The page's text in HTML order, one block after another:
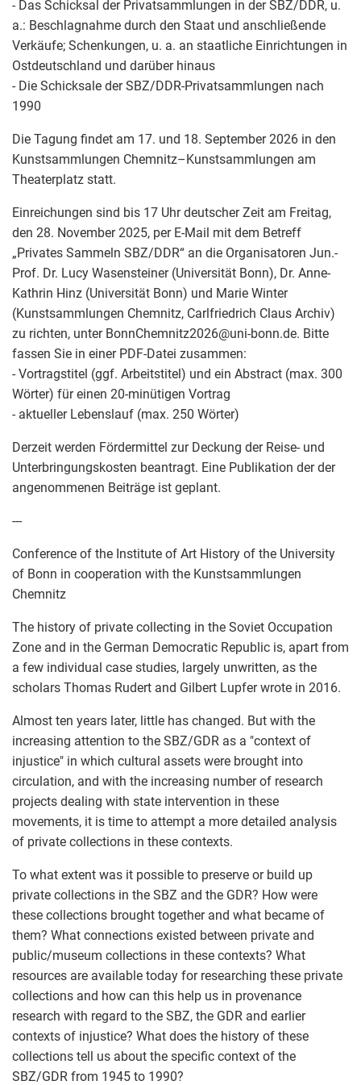
- Das Schicksal der Privatsammlungen in der SBZ/DDR, u.
a.: Beschlagnahme durch den Staat und anschließende
Verkäufe; Schenkungen, u. a. an staatliche Einrichtungen in
Ostdeutschland und darüber hinaus
- Die Schicksale der SBZ/DDR-Privatsammlungen nach
1990
Die Tagung findet am 17. und 18. September 2026 in den
Kunstsammlungen Chemnitz–Kunstsammlungen am
Theaterplatz statt.
Einreichungen sind bis 17 Uhr deutscher Zeit am Freitag,
den 28. November 2025, per E-Mail mit dem Betreff
„Privates Sammeln SBZ/DDR“ an die Organisatoren Jun.-
Prof. Dr. Lucy Wasensteiner (Universität Bonn), Dr. Anne-
Kathrin Hinz (Universität Bonn) und Marie Winter
(Kunstsammlungen Chemnitz, Carlfriedrich Claus Archiv)
zu richten, unter BonnChemnitz2026@uni-bonn.de. Bitte
fassen Sie in einer PDF-Datei zusammen:
- Vortragstitel (ggf. Arbeitstitel) und ein Abstract (max. 300
Wörter) für einen 20-minütigen Vortrag
- aktueller Lebenslauf (max. 250 Wörter)
Derzeit werden Fördermittel zur Deckung der Reise- und
Unterbringungskosten beantragt. Eine Publikation der der
angenommenen Beiträge ist geplant.
---
Conference of the Institute of Art History of the University
of Bonn in cooperation with the Kunstsammlungen
Chemnitz
The history of private collecting in the Soviet Occupation
Zone and in the German Democratic Republic is, apart from
a few individual case studies, largely unwritten, as the
scholars Thomas Rudert and Gilbert Lupfer wrote in 2016.
Almost ten years later, little has changed. But with the
increasing attention to the SBZ/GDR as a "context of
injustice" in which cultural assets were brought into
circulation, and with the increasing number of research
projects dealing with state intervention in these
movements, it is time to attempt a more detailed analysis
of private collections in these contexts.
To what extent was it possible to preserve or build up
private collections in the SBZ and the GDR? How were
these collections brought together and what became of
them? What connections existed between private and
public/museum collections in these contexts? What
resources are available today for researching these private
collections and how can this help us in provenance
research with regard to the SBZ, the GDR and earlier
contexts of injustice? What does the history of these
collections tell us about the specific context of the
SBZ/GDR from 1945 to 1990?